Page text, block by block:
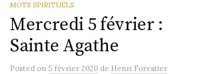
MOTS SPIRITUELS
Mercredi 5 février :
Sainte Agathe
Posted on 5 février 2020 de Henri Forestier